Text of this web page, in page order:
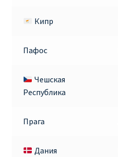
Кипр
Пафос
Чешская
Республика
Прага
Дания